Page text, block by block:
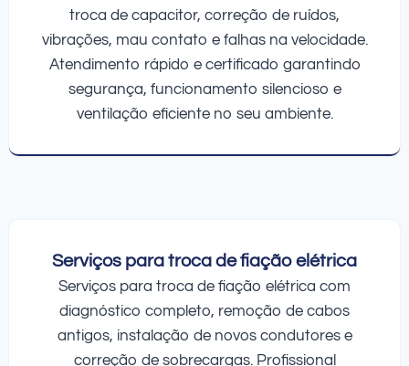
troca de capacitor, correção de ruídos,
vibrações, mau contato e falhas na velocidade.
Atendimento rápido e certificado garantindo
segurança, funcionamento silencioso e
ventilação eficiente no seu ambiente.
Serviços para troca de fiação elétrica
Serviços para troca de fiação elétrica com
diagnóstico completo, remoção de cabos
antigos, instalação de novos condutores e
correção de sobrecargas. Profissional